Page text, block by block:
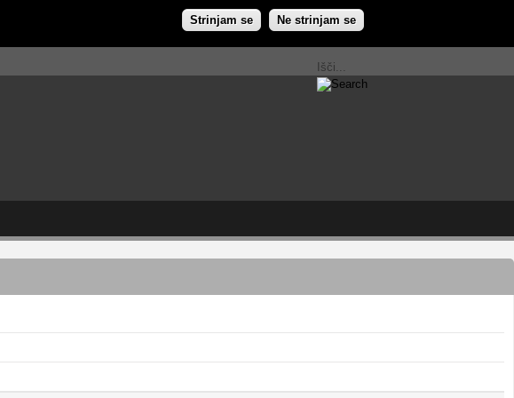
Strinjam se Ne strinjam se